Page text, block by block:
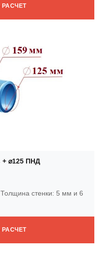
РАСЧЕТ
+ ⌀125 ПНД
Толщина стенки: 5 мм и 6
РАСЧЕТ